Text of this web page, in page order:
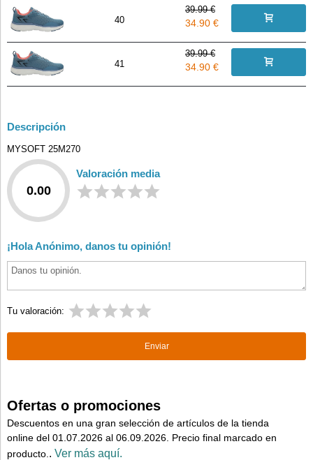
40
39.99 €
34.90 €
41
39.99 €
34.90 €
Descripción
MYSOFT 25M270
0.00
Valoración media
¡Hola Anónimo, danos tu opinión!
Tu valoración:
Ofertas o promociones
Descuentos en una gran selección de artículos de la tienda
online del 01.07.2026 al 06.09.2026. Precio final marcado en
producto. . Ver más aquí.